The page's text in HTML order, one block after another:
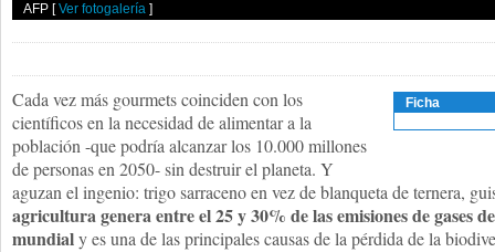
AFP [Ver fotogalería ]
Ficha
Cada vez más gourmets coinciden con los
científicos en la necesidad de alimentar a la
población -que podría alcanzar los 10.000 millones
de personas en 2050- sin destruir el planeta. Y
aguzan el ingenio: trigo sarraceno en vez de blanqueta de ternera,
agricultura genera entre el 25 y 30% de las emisiones de gases
mundialy es una de las principales causas de la pérdida de la